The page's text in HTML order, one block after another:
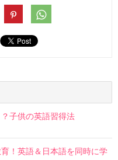
子供の英語習得法
！英語＆日本語を同時に学